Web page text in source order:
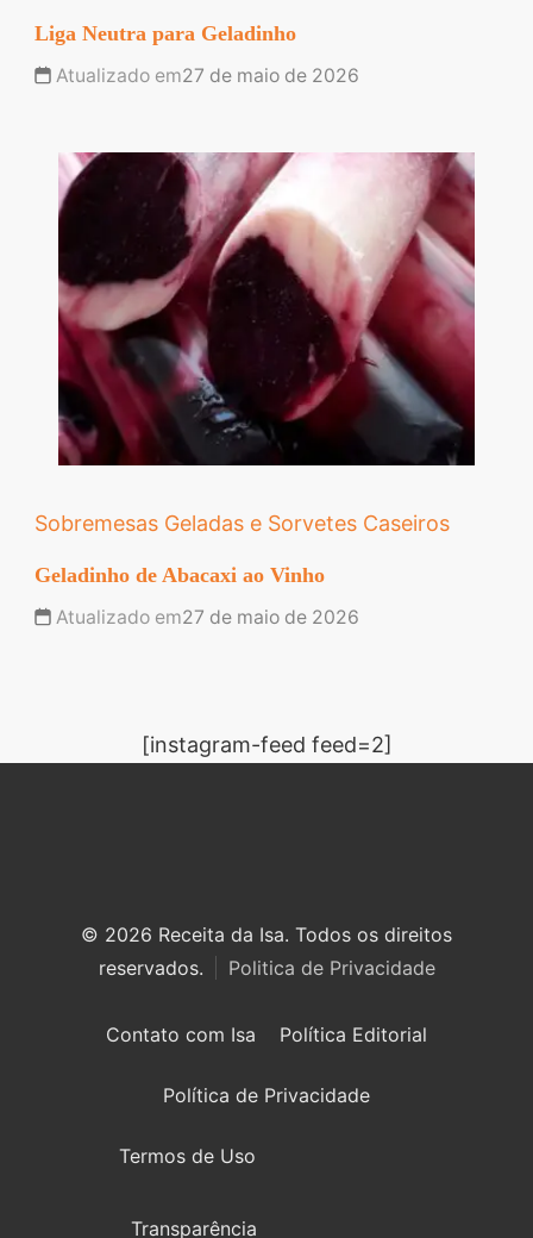
Liga Neutra para Geladinho
Atualizado em27 de maio de 2026
Sobremesas Geladas e Sorvetes Caseiros
Geladinho de Abacaxi ao Vinho
Atualizado em27 de maio de 2026
[instagram-feed feed=2]
© 2026 Receita da Isa. Todos os direitos
reservados.
Politica de Privacidade
Contato com Isa Política Editorial
Política de Privacidade
Termos de Uso
Transparência